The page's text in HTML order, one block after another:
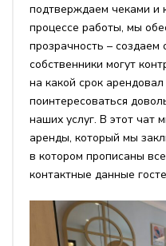
подтверждаем чеками и
процессе работы, мы
прозрачность –
собственники могут
на какой срок
поинтересоваться
наших услуг. В этот чат
аренды, который мы
в котором прописаны
контактные данные